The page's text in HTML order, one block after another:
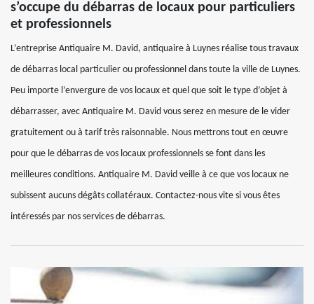
s’occupe du débarras de locaux pour particuliers
et professionnels
L’entreprise Antiquaire M. David, antiquaire à Luynes réalise tous travaux
de débarras local particulier ou professionnel dans toute la ville de Luynes.
Peu importe l’envergure de vos locaux et quel que soit le type d’objet à
débarrasser, avec Antiquaire M. David vous serez en mesure de le vider
gratuitement ou à tarif très raisonnable. Nous mettrons tout en œuvre
pour que le débarras de vos locaux professionnels se font dans les
meilleures conditions. Antiquaire M. David veille à ce que vos locaux ne
subissent aucuns dégâts collatéraux. Contactez-nous vite si vous êtes
intéressés par nos services de débarras.